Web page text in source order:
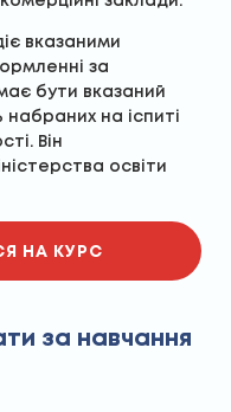
вказаними
за
бути вказаний
набраних на іспиті
Він
освіти
НА КУРС
за навчання